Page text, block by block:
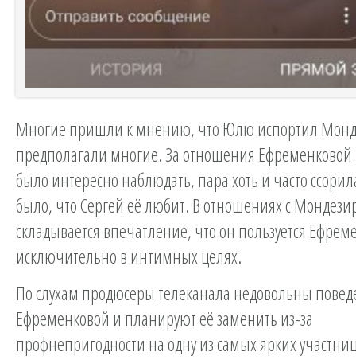
Многие пришли к мнению, что Юлю испортил
предполагали многие. За отношения Ефременковой
было интересно наблюдать, пара хоть и часто
было, что Сергей её любит. В отношениях с
складывается впечатление, что он пользуется
исключительно в интимных целях.
По слухам продюсеры телеканала недовольны
Ефременковой и планируют её заменить из-за
профнепригодности на одну из самых ярких